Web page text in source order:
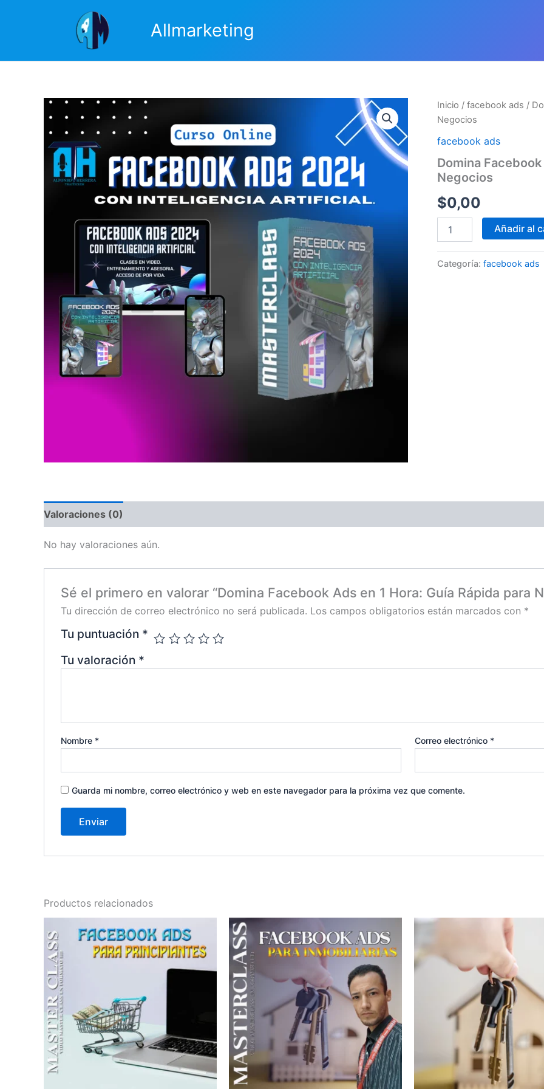
Allmarketing
Inicio / facebook ads /
Negocios
facebook ads
Domina
Negocios
$0,00
Domina
Facebook
Ads
en
Hora:
Guía
Rápida
para
Negocios
cantidad
Añadir al
Categoría: facebook ads
Valoraciones (0)
No hay valoraciones aún.
Sé el primero en valorar “Domina Facebook Ads en 1 Hora: Guía Rápida para
Tu dirección de correo electrónico no será publicada. Los campos obligatorios están marcados con *
Tu puntuación *
Tu valoración *
Nombre * Correo electrónico *
Guarda mi nombre, correo electrónico y web en este navegador para la próxima vez que comente.
Productos relacionados